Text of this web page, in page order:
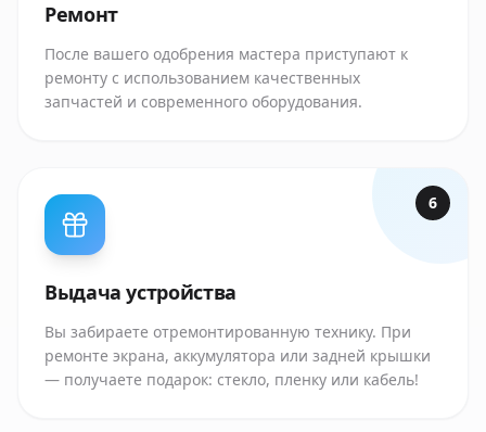
Ремонт
После вашего одобрения мастера приступают к
ремонту с использованием качественных
запчастей и современного оборудования.
6
Выдача устройства
Вы забираете отремонтированную технику. При
ремонте экрана, аккумулятора или задней крышки
— получаете подарок: стекло, пленку или кабель!